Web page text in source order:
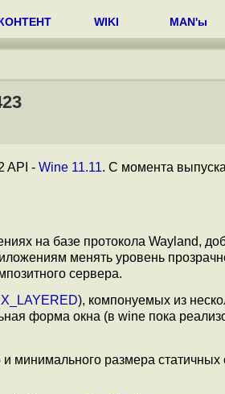
WIKI MAN'ы
API - Wine 11.11. С момента выпуска
на базе протокола Wayland,
менять уровень
сервера.
), компонуемых из
форма окна (в wine пока
минимального размера статичных